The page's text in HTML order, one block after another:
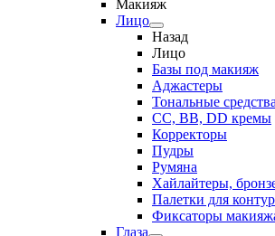
Макияж
Лицо
Назад
Лицо
Базы под макияж
Аджастеры
Тональные средства
CC, BB, DD кремы
Корректоры
Пудры
Румяна
Хайлайтеры,
Палетки для
Фиксаторы
Глаза